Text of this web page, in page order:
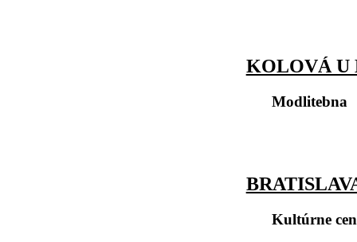
KOLOVÁ U
Modlitebna
Kultúrne